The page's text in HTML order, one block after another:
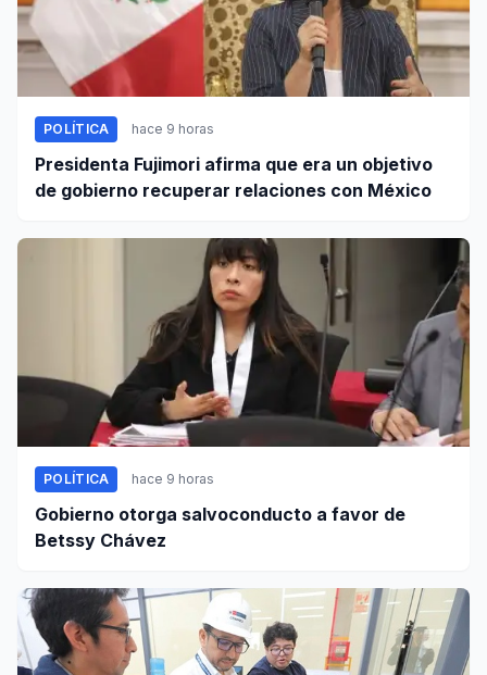
POLÍTICA hace 9 horas
Presidenta Fujimori afirma que era un objetivo
de gobierno recuperar relaciones con México
POLÍTICA hace 9 horas
Gobierno otorga salvoconducto a favor de
Betssy Chávez